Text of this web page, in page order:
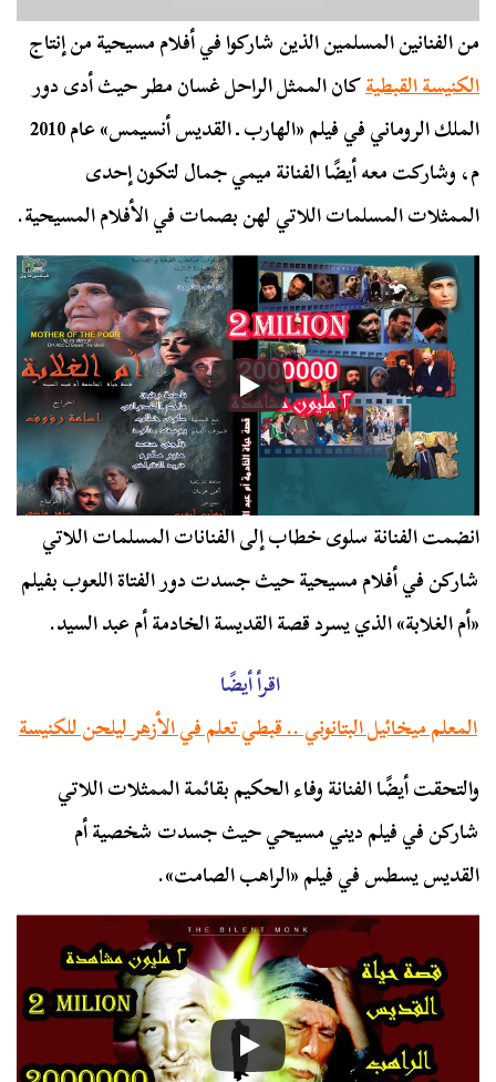
من الفنانين المسلمين الذين شاركوا في أفلام مسيحية من إنتاج
الكنيسة القبطيةكان الممثل الراحل غسان مطر حيث أدى دور
الملك الروماني في فيلم «الهارب ـ القديس أنسيمس» عام 2010
م، وشاركت معه أيضًا الفنانة ميمي جمال لتكون إحدى
الممثلات المسلمات اللاتي لهن بصمات في الأفلام المسيحية.
انضمت الفنانة سلوى خطاب إلى الفنانات المسلمات اللاتي
شاركن في أفلام مسيحية حيث جسدت دور الفتاة اللعوب بفيلم
«أم الغلابة» الذي يسرد قصة القديسة الخادمة أم عبد السيد.
اقرأ أيضًا
المعلم ميخائيل البتانوني .. قبطي تعلم في الأزهر ليلحن للكنيسة
والتحقت أيضًا الفنانة وفاء الحكيم بقائمة الممثلات اللاتي
شاركن في فيلم ديني مسيحي حيث جسدت شخصية أم
القديس يسطس في فيلم «الراهب الصامت».